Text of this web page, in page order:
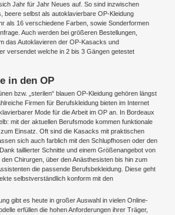
Jahr für Jahr Neues auf. So sind inzwischen
beere selbst als autoklavierbare OP-Kleidung
als 16 verschiedene Farben, sowie Sonderformen
Auch werden bei größeren Bestellungen,
das Autoklavieren der OP-Kasacks und
versendet welche in 2 bis 3 Gängen getestet
in den OP
bzw. „sterilen“ blauen OP-Kleidung gehören längst
Firmen für Berufskleidung bieten im Internet
Mode für die Arbeit im OP an. In Bordeaux
mit der aktuellen Berufsmode kommen funktionale
Einsatz. Oft sind die Kasacks mit praktischen
sich auch farblich mit den Schlupfhosen oder den
taillierter Schnitte und einem Größenangebot von
Chirurgen, über den Anästhesisten bis hin zum
die passende Berufsbekleidung. Diese geht
selbstverständlich konform mit den
gibt es heute in großer Auswahl in vielen Online-
erfüllen die hohen Anforderungen ihrer Träger,